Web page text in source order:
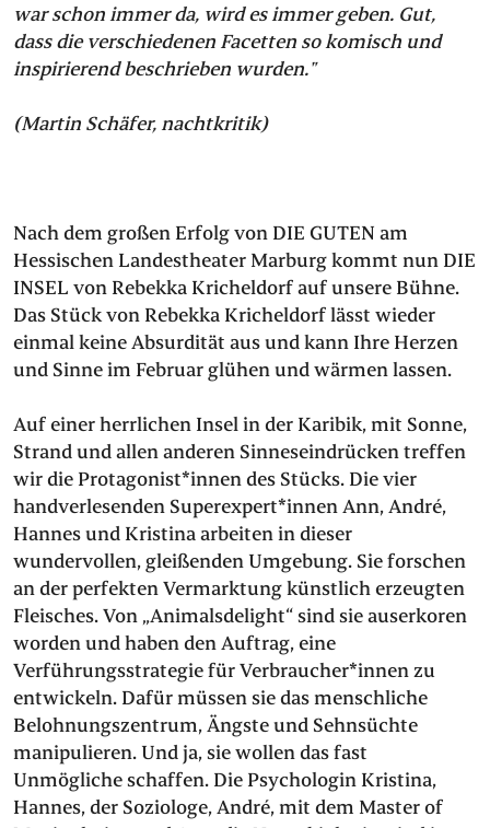
war schon immer da, wird es immer geben. Gut,
dass die verschiedenen Facetten so komisch und
inspirierend beschrieben wurden."
(Martin Schäfer, nachtkritik)
Nach dem großen Erfolg von DIE GUTEN am
Hessischen Landestheater Marburg kommt nun DIE
INSEL von Rebekka Kricheldorf auf unsere Bühne.
Das Stück von Rebekka Kricheldorf lässt wieder
einmal keine Absurdität aus und kann Ihre Herzen
und Sinne im Februar glühen und wärmen lassen.
Auf einer herrlichen Insel in der Karibik, mit Sonne,
Strand und allen anderen Sinneseindrücken treffen
wir die Protagonist*innen des Stücks. Die vier
handverlesenden Superexpert*innen Ann, André,
Hannes und Kristina arbeiten in dieser
wundervollen, gleißenden Umgebung. Sie forschen
an der perfekten Vermarktung künstlich erzeugten
Fleisches. Von „Animalsdelight“ sind sie auserkoren
worden und haben den Auftrag, eine
Verführungsstrategie für Verbraucher*innen zu
entwickeln. Dafür müssen sie das menschliche
Belohnungszentrum, Ängste und Sehnsüchte
manipulieren. Und ja, sie wollen das fast
Unmögliche schaffen. Die Psychologin Kristina,
Hannes, der Soziologe, André, mit dem Master of